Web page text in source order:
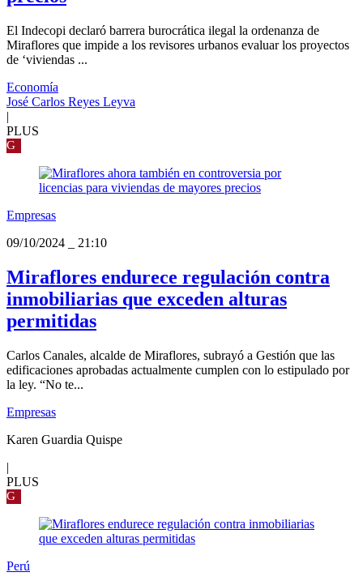
El Indecopi declaró barrera burocrática ilegal la ordenanza de
Miraflores que impide a los revisores urbanos evaluar los proyectos
de ‘viviendas ...
Economía
José Carlos Reyes Leyva
|
PLUS
G
Empresas
09/10/2024
21:10
Miraflores endurece regulación contra
inmobiliarias que exceden alturas
permitidas
Carlos Canales, alcalde de Miraflores, subrayó a Gestión que las
edificaciones aprobadas actualmente cumplen con lo estipulado por
la ley. “No te...
Empresas
Karen Guardia Quispe
|
PLUS
G
Perú